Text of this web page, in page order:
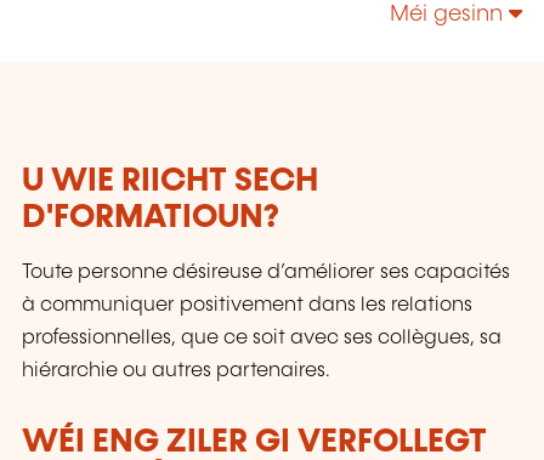
Informatique, Maintenance, Mesures et
Méi gesinn
U WIE RIICHT SECH
D'FORMATIOUN?
Toute personne désireuse d’améliorer ses capacités
à communiquer positivement dans les relations
professionnelles, que ce soit avec ses collègues, sa
hiérarchie ou autres partenaires.
WÉI ENG ZILER GI VERFOLLEGT